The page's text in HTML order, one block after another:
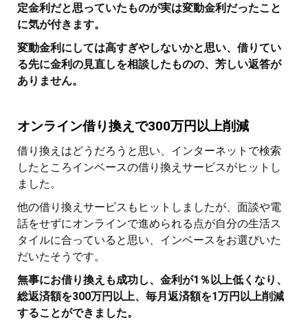
定金利だと思っていたものが実は変動金利だったこと
に気が付きます。
変動金利にしては高すぎやしないかと思い、借りてい
る先に金利の見直しを相談したものの、芳しい返答が
ありません。
オンライン借り換えで300万円以上削減
借り換えはどうだろうと思い、インターネットで検索
したところインベースの借り換えサービスがヒットし
ました。
他の借り換えサービスもヒットしましたが、面談や電
話をせずにオンラインで進められる点が自分の生活ス
タイルに合っていると思い、インベースをお選びいた
だいたそうです。
無事にお借り換えも成功し、金利が1％以上低くなり、
総返済額を300万円以上、毎月返済額を1万円以上削減
することができました。